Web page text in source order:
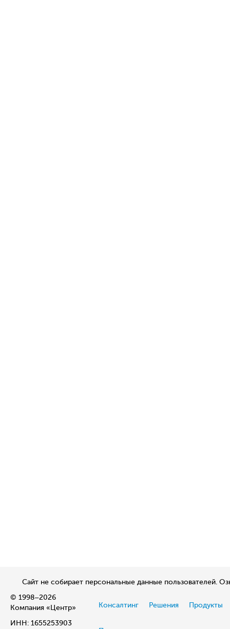
Сайт не собирает персональные данные пользователей.
© 1998–2026
Компания «Центр»
ИНН: 1655253903
Консалтинг Решения Продукты